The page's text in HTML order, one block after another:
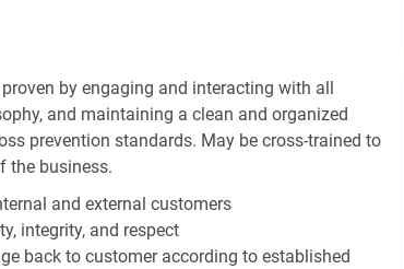
by engaging and interacting with all
and maintaining a clean and organized
prevention standards. May be cross-trained to
the business.
and external customers
integrity, and respect
back to customer according to established